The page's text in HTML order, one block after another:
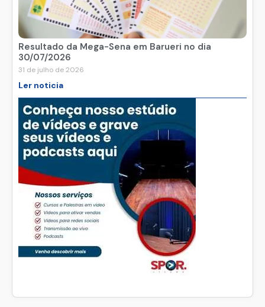
Resultado da Mega-Sena em Barueri no dia
30/07/2026
31 de julho de 2026
Ler noticia